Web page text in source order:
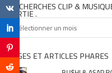
TU CHERCHES CLIP &
SORTIE .
Tu
cherches
clip
&
musique,
PAGES ET ARTICLES PHARES